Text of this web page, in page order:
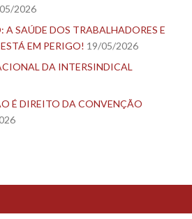
2026
A SAÚDE DOS TRABALHADORES E
EM PERIGO! 19/05/2026
DA INTERSINDICAL
É DIREITO DA CONVENÇÃO